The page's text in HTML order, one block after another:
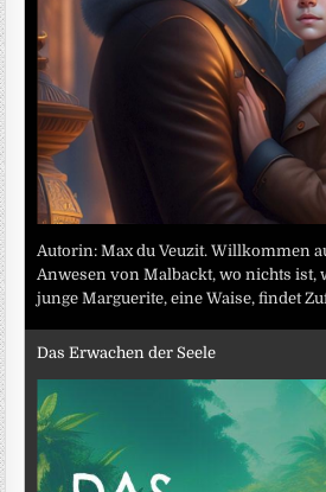
Autorin: Max du Veuzit. Willkommen
Anwesen von Malbackt, wo nichts ist,
junge Marguerite, eine Waise, findet
Das Erwachen der Seele